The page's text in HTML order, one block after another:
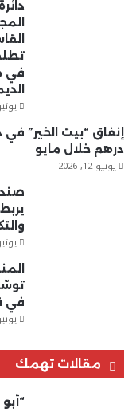
في
يونيو
درهم خلال مايو
يونيو 12, 2026
يونيو
في
يونيو
مقالات تهمك